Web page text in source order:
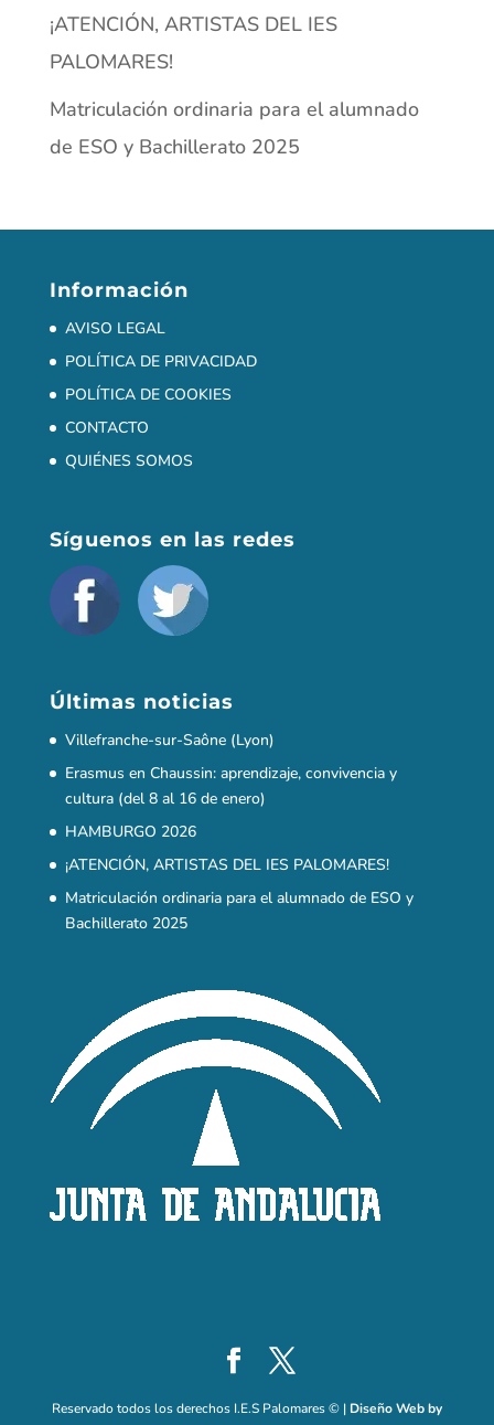
POLÍTICA DE COOKIES
Síguenos en las redes
Últimas noticias
Villefranche-sur-Saône (Lyon)
Erasmus en Chaussin: aprendizaje, convivencia y
HAMBURGO 2026
Bachillerato 2025
Reservado todos los derechos I.E.S Palomares © |
SEO Web Sevilla